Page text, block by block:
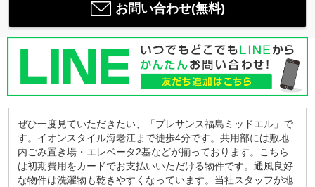
お問い合わせ(無料)
ぜひ一度見ていただきたい、「プレサンス福島ミッドエル」で
す。イオンスタイル海老江まで徒歩4分です。共用部には敷地
内ごみ置き場・エレベータ2基などが揃っております。こちら
は初期費用をカードでお支払いいただける物件です。通風良好
な物件は洗濯物も乾きやすくなっています。当社スタッフが地